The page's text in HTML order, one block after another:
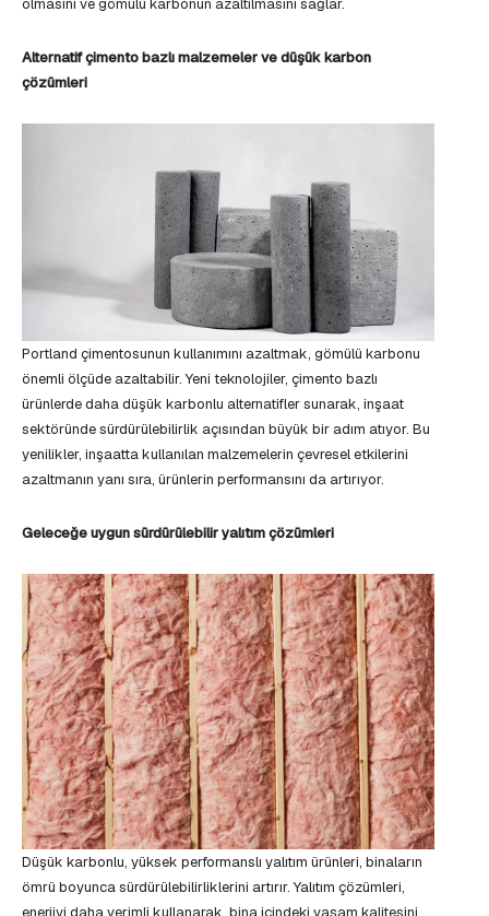
olmasını ve gömülü karbonun azaltılmasını sağlar.
Alternatif çimento bazlı malzemeler ve düşük karbon
çözümleri
Portland çimentosunun kullanımını azaltmak, gömülü karbonu
önemli ölçüde azaltabilir. Yeni teknolojiler, çimento bazlı
ürünlerde daha düşük karbonlu alternatifler sunarak, inşaat
sektöründe sürdürülebilirlik açısından büyük bir adım atıyor. Bu
yenilikler, inşaatta kullanılan malzemelerin çevresel etkilerini
azaltmanın yanı sıra, ürünlerin performansını da artırıyor.
Geleceğe uygun sürdürülebilir yalıtım çözümleri
Düşük karbonlu, yüksek performanslı yalıtım ürünleri, binaların
ömrü boyunca sürdürülebilirliklerini artırır. Yalıtım çözümleri,
enerjiyi daha verimli kullanarak, bina içindeki yaşam kalitesini